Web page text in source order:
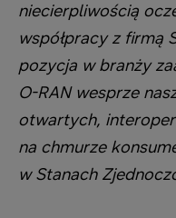
niecierpliwością
współpracy z firmą
pozycja w branży
O-RAN wesprze
otwartych,
na chmurze
w Stanach